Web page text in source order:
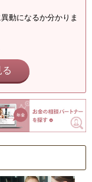
動になるか分かりま